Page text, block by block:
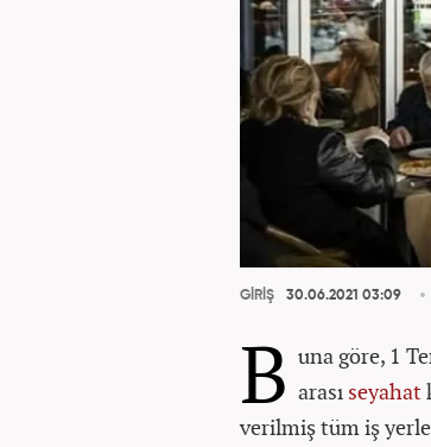
GİRİŞ 30.06.2021 03:09
B una göre, 1
arası seyahat
verilmiş tüm iş